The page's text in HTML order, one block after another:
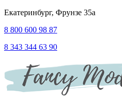
Екатеринбург, Фрунзе 35а
8 800 600 98 87
8 343 344 63 90